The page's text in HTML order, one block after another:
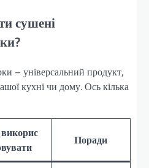
сушені
– універсальний продукт,
кухні чи дому. Ось кілька
Поради